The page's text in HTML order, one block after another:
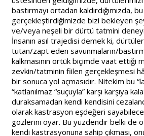
bastırmayı ortadan kaldırdığımızda,
gerçekleştirdiğimizde bizi bekleyen
ve/veya neşeli bir dürtü tatmini
İnsanın asıl trajedisi demek ki,
tutan/zapt eden savunmaların/
kalkmasının örtük biçimde vaat ettiği
zevkin/tatminin fiilen gerçekleşmesi
bir sonuca yol açmasıdır. Nitekim bu
“katlanılmaz “suçuyla” karşı karşıya
duraksamadan kendi kendisini
olarak kastrasyon eşdeğeri
gözlerini oyar. Bu yüzdendir belki de
kendi kastrasyonuna sahip çıkması,